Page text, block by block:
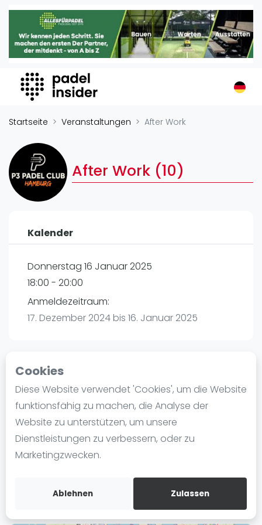
Cookies
Diese Website verwendet 'Cookies', um die Website
funktionsfähig zu machen, die Analyse der
Website zu unterstützen, um unsere
Dienstleistungen zu verbessern, oder zu
Marketingzwecken.
Ablehnen Zulassen
Padel Insider
Home
Organisationen
Buchungssysteme
Padel-Shops
Padelplatzbauer
Verschiedenes
Veranstaltungen
International
Ranking
Männer
Frauen
Blog
Die Geschichte von Padel
Regeln und Punktzählung
Padel Schläge
Video
Startseite Veranstaltungen After Work
After Work (10)
Kalender
Donnerstag 16 Januar 2025
18:00 - 20:00
Anmeldezeitraum:
17. Dezember 2024 bis 16. Januar 2025
Playtomic
P3 Padel Club Hamburg | Hamburg
Havighorster Weg 16
21031Hamburg
Routebeschrijving